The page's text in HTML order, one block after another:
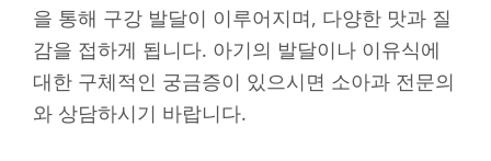
을 통해 구강 발달이 이루어지며, 다양한 맛과 질
감을 접하게 됩니다. 아기의 발달이나 이유식에
대한 구체적인 궁금증이 있으시면 소아과 전문의
와 상담하시기 바랍니다.